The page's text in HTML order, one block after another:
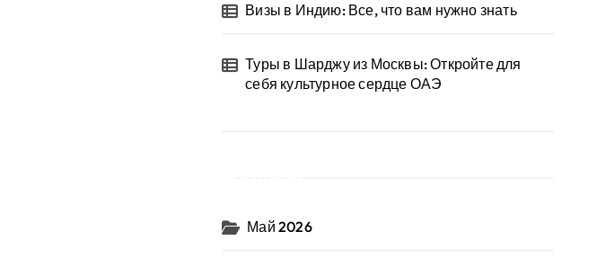
Визы в Индию: Все, что вам нужно знать
Туры в Шарджу из Москвы: Откройте для
себя культурное сердце ОАЭ
Май 2026